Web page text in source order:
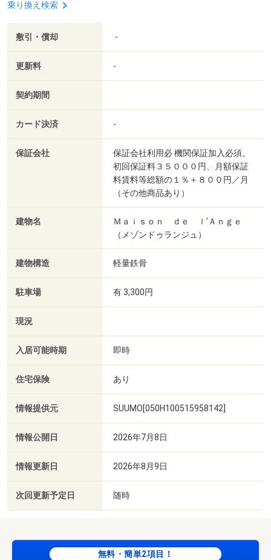
乗り換え検索
敷引・償却 -
更新料 -
契約期間
カード決済 -
保証会社
保証会社利用必 機関保証加入必須。
初回保証料３５０００円、月額保証
料賃料等総額の１％＋８００円／月
（その他商品あり）
建物名
Ｍａｉｓｏｎ ｄｅ ｌ’Ａｎｇｅ
（メゾンドゥランジュ）
建物構造 軽量鉄骨
駐車場 有 3,300円
現況
入居可能時期 即時
住宅保険 あり
情報提供元 SUUMO[050H100515958142]
情報公開日 2026年7月8日
情報更新日 2026年8月9日
次回更新予定日 随時
無料・簡単2項目！